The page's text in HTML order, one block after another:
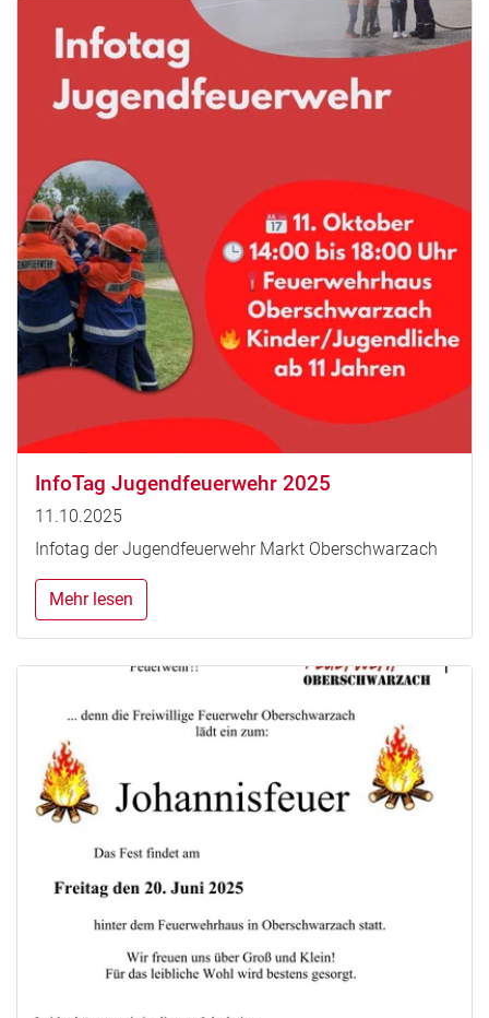
InfoTag Jugendfeuerwehr 2025
11.10.2025
Infotag der Jugendfeuerwehr Markt Oberschwarzach
Mehr lesen